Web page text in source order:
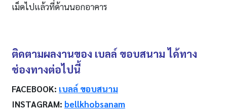
เม็ดไปแล้วที่ด้านนอกอาคาร
ติดตามผลงานของ เบลล์ ขอบสนามได้ทาง
ช่องทางต่อไปนี้
FACEBOOK: เบลล์ ขอบสนาม
INSTAGRAM: bellkhobsanam